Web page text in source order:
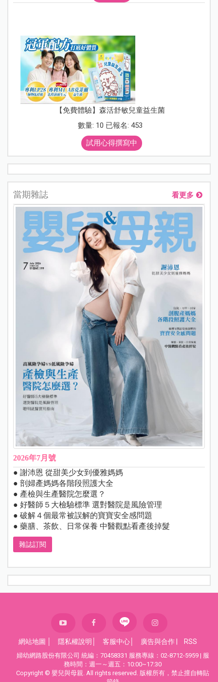
【免費體驗】森活舒敏兒童益生菌
數量: 10 已報名: 453
試用心得撰寫中
當期雜誌 看更多
2026年7月號
● 謝沛恩 從甜美少女到優雅媽媽
● 剖婦產媽媽各階段照護大全
● 產檢與生產醫院怎麼選？
● 好醫師５大檢驗標準 選對醫院是風險管理
● 破解４個最常被誤解的寶寶安全感問題
● 藥膳、茶飲、日常保養 中醫觀點看產後掉髮
雜誌訂閱
網站地圖 隱私權說明 客服中心 廣告與合作 RSS
婦幼網路股份有限公司 統編：70458331 服務專線：02-8712-5959 | 服
務時間：週一～週五：10:00~17:30
Copyright © 嬰兒與母親. All rights reserved. 版權所有，禁止擅自轉貼